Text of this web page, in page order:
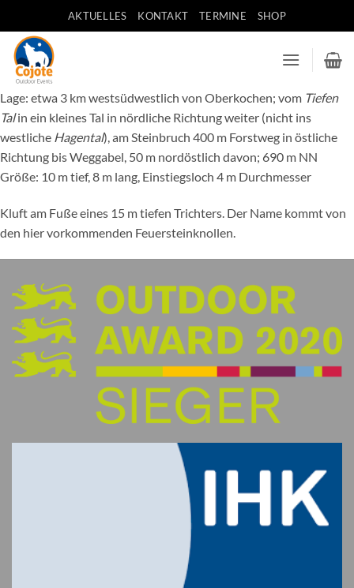
Inhalt
springen
AKTUELLES KONTAKT TERMINE SHOP
Lage: etwa 3 km westsüdwestlich von Oberkochen; vom Tiefen
Talin ein kleines Tal in nördliche Richtung weiter (nicht ins
westliche Hagental), am Steinbruch 400 m Forstweg in östliche
Richtung bis Weggabel, 50 m nordöstlich davon; 690 m NN
Größe: 10 m tief, 8 m lang, Einstiegsloch 4 m Durchmesser
Kluft am Fuße eines 15 m tiefen Trichters. Der Name kommt von
den hier vorkommenden Feuersteinknollen.